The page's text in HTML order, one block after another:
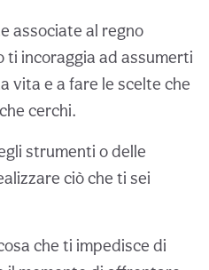
associate al regno
ti incoraggia ad assumerti
vita e a fare le scelte che
cerchi.
strumenti o delle
ciò che ti sei
che ti impedisce di